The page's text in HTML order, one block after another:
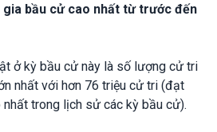
bầu cử cao nhất từ trước đến
ở kỳ bầu cử này là số lượng cử tri
nhất với hơn 76 triệu cử tri (đạt
nhất trong lịch sử các kỳ bầu cử).